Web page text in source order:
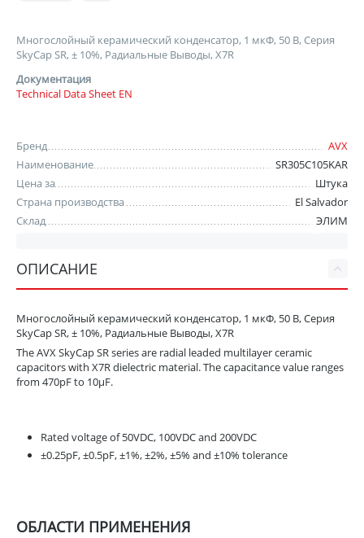
Многослойный керамический конденсатор, 1 мкФ, 50 В, Серия
SkyCap SR, ± 10%, Радиальные Выводы, X7R
Документация
Technical Data Sheet EN
Бренд
AVX
Наименование
SR305C105KAR
Цена за
Штука
Страна производства
El Salvador
Склад
ЭЛИМ
ОПИСАНИЕ
Многослойный керамический конденсатор, 1 мкФ, 50 В, Серия
SkyCap SR, ± 10%, Радиальные Выводы, X7R
The AVX SkyCap SR series are radial leaded multilayer ceramic
capacitors with X7R dielectric material. The capacitance value ranges
from 470pF to 10µF.
Rated voltage of 50VDC, 100VDC and 200VDC
±0.25pF, ±0.5pF, ±1%, ±2%, ±5% and ±10% tolerance
ОБЛАСТИ ПРИМЕНЕНИЯ